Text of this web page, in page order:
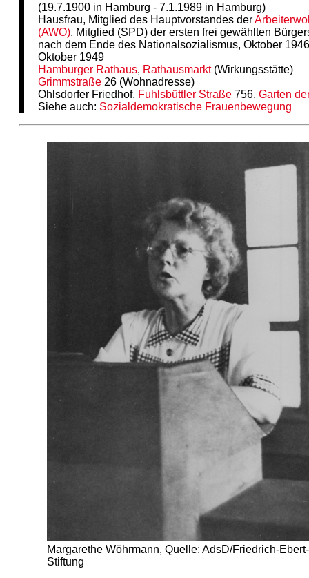
(19.7.1900 in Hamburg - 7.1.1989 in Hamburg)
Hausfrau, Mitglied des Hauptvorstandes der
(AWO), Mitglied (SPD) der ersten frei gewählten
nach dem Ende des Nationalsozialismus, Oktober
Oktober 1949
Hamburger Rathaus, Rathausmarkt(Wirkungsstätte)
Grimmstraße 26 (Wohnadresse)
Ohlsdorfer Friedhof, Fuhlsbüttler Straße 756,Garten
Siehe auch: Sozialdemokratische Frauenbewegung
Margarethe Wöhrmann, Quelle: AdsD/Friedrich-Ebert-
Stiftung